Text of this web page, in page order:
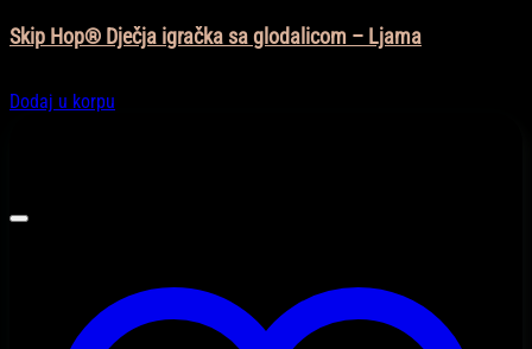
Skip Hop® Dječja igračka sa glodalicom – Ljama
Dodaj u korpu